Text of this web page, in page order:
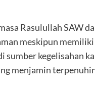
Rasulullah SAW
meskipun
sumber kegelisahan
menjamin